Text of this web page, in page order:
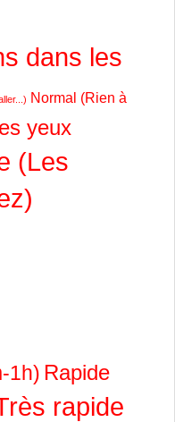
dans les
Normal (Rien à
yeux
(Les
1h) Rapide
rapide